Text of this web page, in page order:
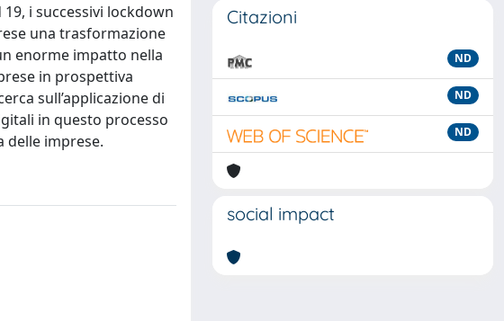
i successivi lockdown
una trasformazione
enorme impatto nella
in prospettiva
sull’applicazione di
in questo processo
delle imprese.
Citazioni
ND
ND
ND
social impact